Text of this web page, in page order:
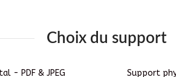
Choix du support
- PDF & JPEG Support